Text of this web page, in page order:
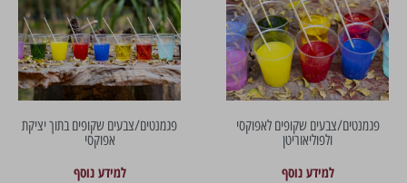
פגמנטים/צבעים שקופים לאפוקסי
ולפוליאוריטן
למידע נוסף
פגמנטים/צבעים שקופים בתוך יציקת
אפוקסי
למידע נוסף